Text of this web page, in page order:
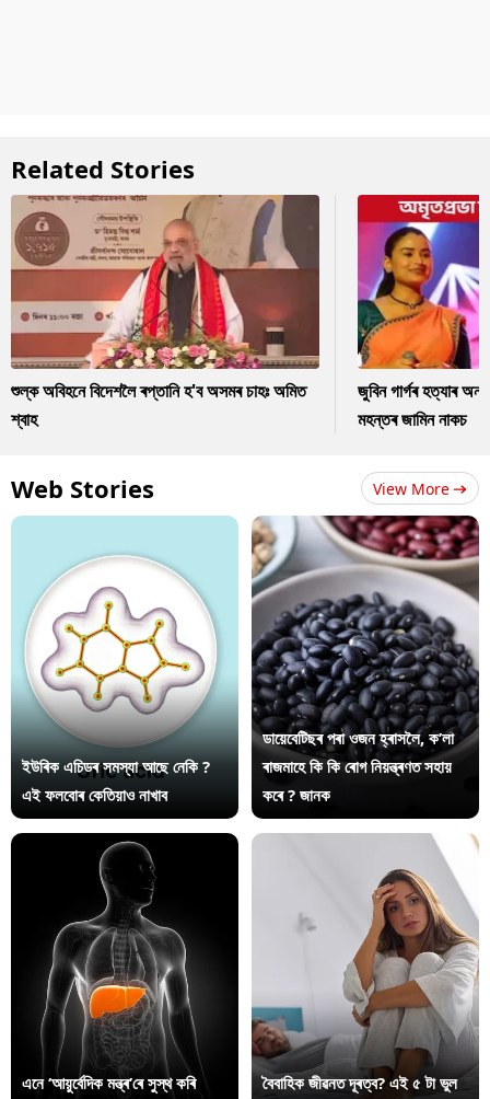
Related Stories
শুল্ক অবিহনে বিদেশলৈ ৰপ্তানি হ'ব অসমৰ চাহঃ অমিত
শ্বাহ
জুবিন গাৰ্গৰ হত্যাৰ
মহন্তৰ জামিন নাকচ
Web Stories View More
ইউৰিক এচিডৰ সমস্যা আছে নেকি ?
এই ফলবোৰ কেতিয়াও নাখাব
ডায়েবেটিছৰ পৰা ওজন হ্ৰাসলৈ, ক’লা
ৰাজমাহে কি কি ৰোগ নিয়ন্ত্ৰণত সহায়
কৰে ? জানক
এনে ‘আয়ুৰ্বেদিক মন্ত্ৰ’ৰে সুস্থ কৰি
বৈবাহিক জীৱনত দূৰত্ব? এই ৫ টা ভুল